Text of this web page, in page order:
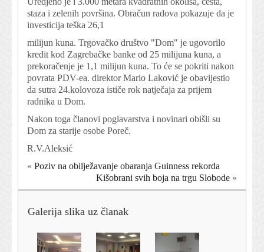
staza i zelenih površina. Obračun radova pokazuje da je
investicija teška 26,1
milijun kuna. Trgovačko društvo "Dom" je ugovorilo
kredit kod Zagrebačke banke od 25 milijuna kuna, a
prekoračenje je 1,1 milijun kuna. To će se pokriti nakon
povrata PDV-ea. direktor Mario Laković je obavijestio
da sutra 24.kolovoza ističe rok natječaja za prijem
radnika u Dom.
Nakon toga članovi poglavarstva i novinari obišli su
Dom za starije osobe Poreč.
R.V.Aleksić
« Poziv na obilježavanje obaranja Guinness rekorda
Kišobrani svih boja na trgu Slobode »
Galerija slika uz članak